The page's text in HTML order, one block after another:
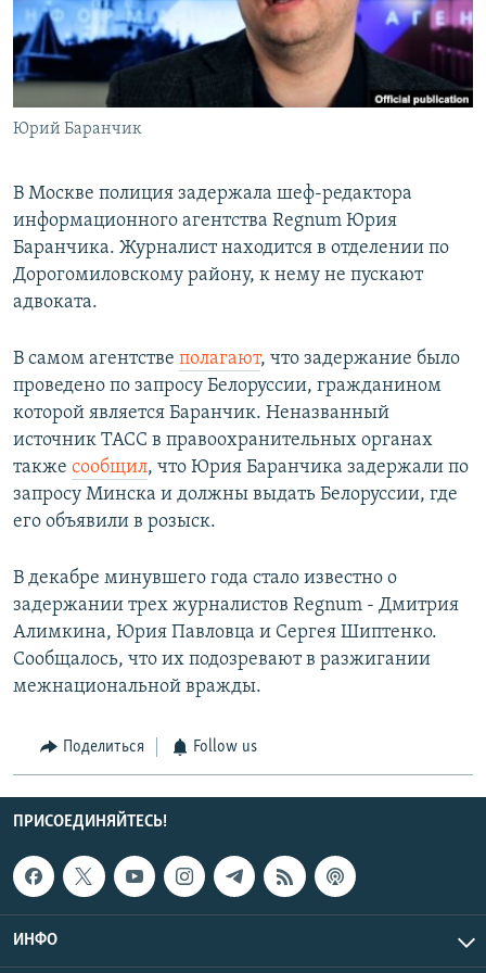
СПОРТ
МИР
БЛОГИ
ГОЛОСА
ЧИТАЕМ ПРЕССУ
АРХИВ РАДИОПРОГРАММЫ
Все сайты РСЕ/РС
Юрий Баранчик
В Москве полиция задержала шеф-редактора
информационного агентства Regnum Юрия
Баранчика. Журналист находится в отделении по
Дорогомиловскому району, к нему не пускают
адвоката.
В самом агентстве полагают, что задержание было
проведено по запросу Белоруссии, гражданином
которой является Баранчик. Неназванный
источник ТАСС в правоохранительных органах
также сообщил, что Юрия Баранчика задержали по
запросу Минска и должны выдать Белоруссии, где
его объявили в розыск.
В декабре минувшего года стало известно о
задержании трех журналистов Regnum - Дмитрия
Алимкина, Юрия Павловца и Сергея Шиптенко.
Сообщалось, что их подозревают в разжигании
межнациональной вражды.
Поделиться Follow us
ПРИСОЕДИНЯЙТЕСЬ!
ИНФО